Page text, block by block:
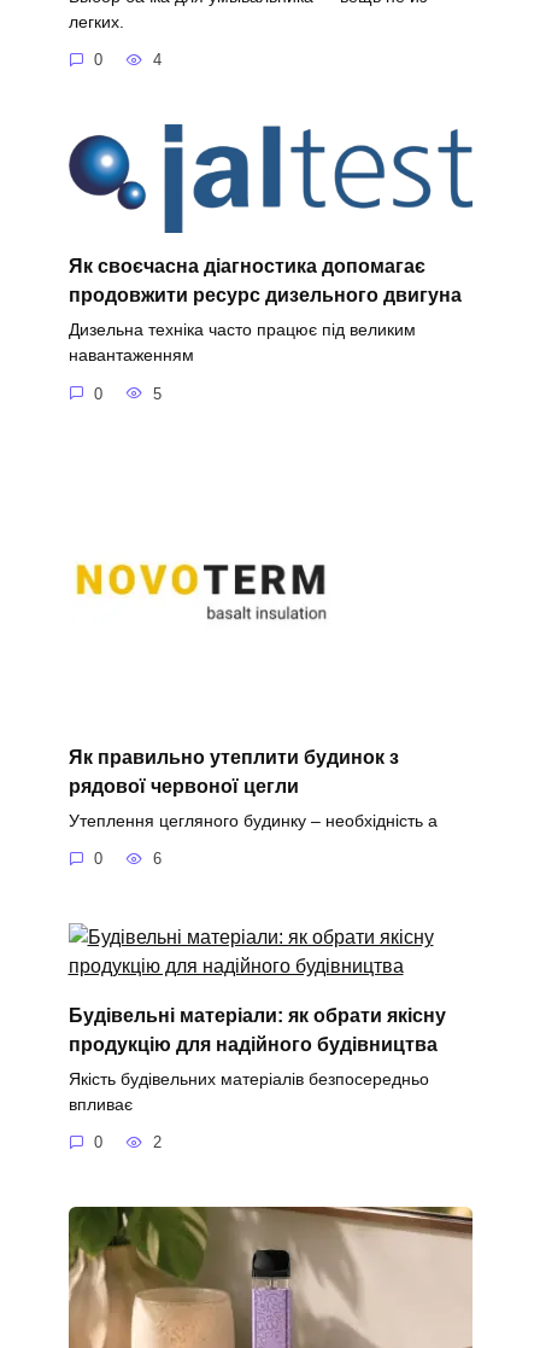
легких.
0 4
Як своєчасна діагностика допомагає
продовжити ресурс дизельного двигуна
Дизельна техніка часто працює під великим
навантаженням
0 5
Як правильно утеплити будинок з
рядової червоної цегли
Утеплення цегляного будинку – необхідність а
0 6
Будівельні матеріали: як обрати якісну
продукцію для надійного будівництва
Якість будівельних матеріалів безпосередньо
впливає
0 2